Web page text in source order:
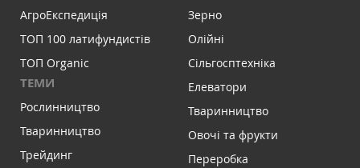
АгроЕкспедиція
ТОП 100 латифундистів
ТОП Organic
ТЕМИ
Рослинництво
Тваринництво
Трейдинг
Зерно
Олійні
Сільгосптехніка
Елеватори
Тваринництво
Овочі та фрукти
Переробка